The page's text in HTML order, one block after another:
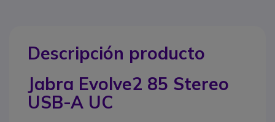
Descripción producto
Jabra Evolve2 85 Stereo
USB-A UC